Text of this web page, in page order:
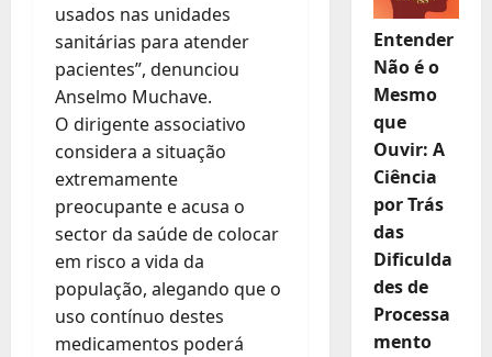
usados nas unidades
sanitárias para atender
pacientes”, denunciou
Anselmo Muchave.
O dirigente associativo
considera a situação
extremamente
preocupante e acusa o
sector da saúde de colocar
em risco a vida da
população, alegando que o
uso contínuo destes
medicamentos poderá
Entender
Não é o
Mesmo
que
Ouvir: A
Ciência
por Trás
das
Dificulda
des de
Processa
mento